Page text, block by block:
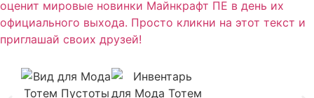
оценит мировые новинки Майнкрафт ПЕ в день их
официального выхода. Просто кликни на этот текст и
приглашай своих друзей!